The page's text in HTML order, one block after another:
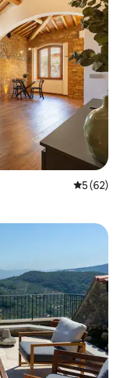
平均评分
5 (62)